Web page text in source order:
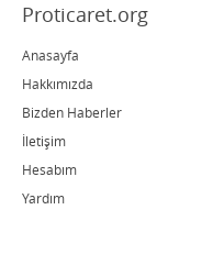
Proticaret.org
Anasayfa
Hakkımızda
Bizden Haberler
İletişim
Hesabım
Yardım